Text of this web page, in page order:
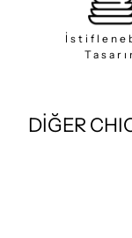
DİĞER